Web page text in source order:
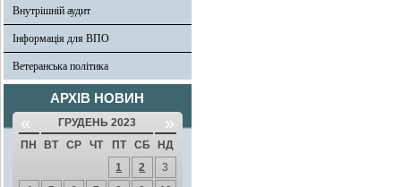
Внутрішній аудит
Інформація для ВПО
Ветеранська політика
АРХІВ НОВИН
« ГРУДЕНЬ 2023 »
ПН ВТ СР ЧТ ПТ СБ
НД
1
2
3